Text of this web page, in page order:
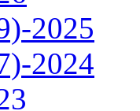
2025
2024